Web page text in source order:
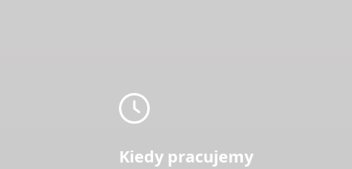
Kiedy pracujemy